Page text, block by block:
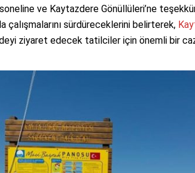
ve Kaytazdere Gönüllüleri’ne
çalışmalarını sürdüreceklerini belirterek,
ziyaret edecek tatilciler için önemli bir